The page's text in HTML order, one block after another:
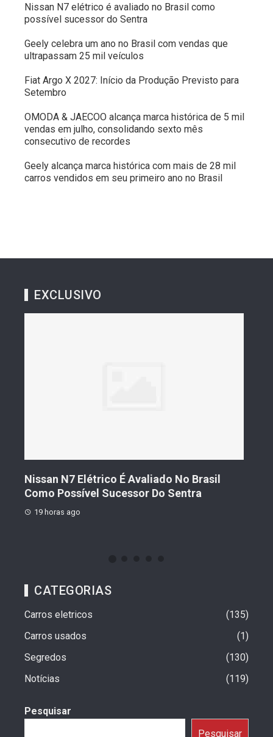
Nissan N7 elétrico é avaliado no Brasil como
possível sucessor do Sentra
Geely celebra um ano no Brasil com vendas que
ultrapassam 25 mil veículos
Fiat Argo X 2027: Início da Produção Previsto para
Setembro
OMODA & JAECOO alcança marca histórica de 5 mil
vendas em julho, consolidando sexto mês
consecutivo de recordes
Geely alcança marca histórica com mais de 28 mil
carros vendidos em seu primeiro ano no Brasil
EXCLUSIVO
Geely Celebra Um Ano No Brasil Com
Vendas Que Ultrapassam 25 Mil Veículos
19 horas ago
CATEGORIAS
Carros eletricos
135
Carros usados
1
Segredos
130
Notícias
119
Pesquisar
Pesquisar